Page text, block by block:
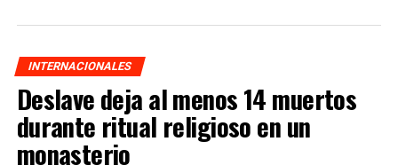
INTERNACIONALES
Deslave deja al menos 14 muertos
durante ritual religioso en un
monasterio